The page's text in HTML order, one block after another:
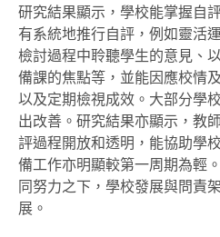
研究結果顯示，學校能掌握自
有系統地推行自評，例如靈活
檢討過程中聆聽學生的意見、
備課的焦點等，並能因應校情
以及定期檢視成效。大部分學
出改善。研究結果亦顯示，教
評過程開放和透明，能協助學
備工作亦明顯較第一周期為輕
同努力之下，學校發展與問責
展。